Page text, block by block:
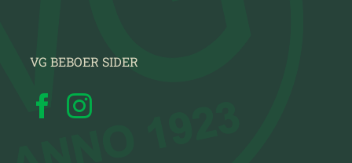
VG BEBOER SIDER